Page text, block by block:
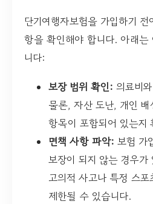
단기여행자보험을 가입하기
항을 확인해야 합니다. 아래는
니다:
보장 범위 확인: 의료비
물론, 자산 도난, 개인
항목이 포함되어 있는지
면책 사항 파악: 보험 가
보장이 되지 않는 경우
고의적 사고나 특정 스
제한될 수 있습니다.